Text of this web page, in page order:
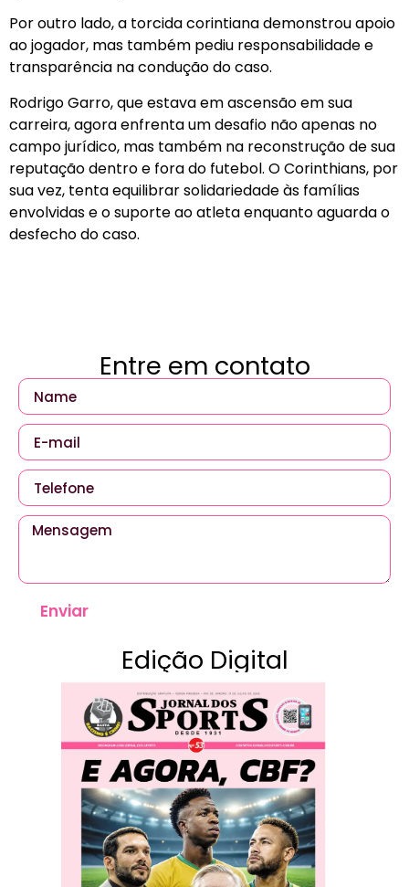
Por outro lado, a torcida corintiana demonstrou apoio
ao jogador, mas também pediu responsabilidade e
transparência na condução do caso.
Rodrigo Garro, que estava em ascensão em sua
carreira, agora enfrenta um desafio não apenas no
campo jurídico, mas também na reconstrução de sua
reputação dentro e fora do futebol. O Corinthians, por
sua vez, tenta equilibrar solidariedade às famílias
envolvidas e o suporte ao atleta enquanto aguarda o
desfecho do caso.
Entre em contato
Enviar
Edição Digital